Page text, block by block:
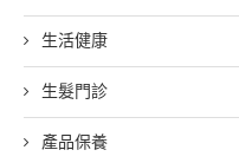
生活健康
生髮門診
產品保養